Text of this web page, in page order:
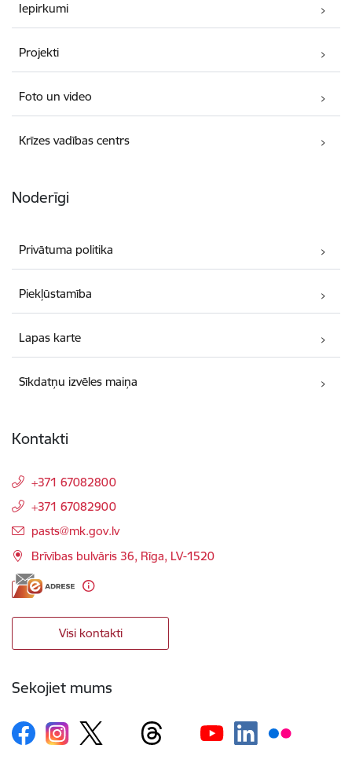
Iepirkumi
Projekti
Foto un video
Krīzes vadības centrs
Noderīgi
Privātuma politika
Piekļūstamība
Lapas karte
Sīkdatņu izvēles maiņa
Kontakti
+371 67082800
+371 67082900
E-pasts:
pasts@mk.gov.lv
Brīvības bulvāris 36, Rīga, LV-1520
Visi kontakti
Sekojiet mums